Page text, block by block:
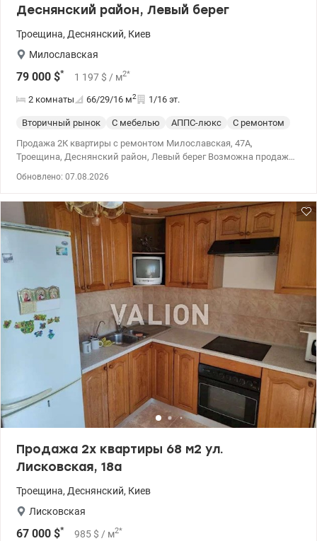
Деснянский район, Левый берег
Троещина, Деснянский, Киев
Милославская
79 000 $* 1 197 $ / м2*
2 комнаты 66/29/16 м2 1/16 эт.
Вторичный рынок С мебелью АППС-люкс
С ремонтом
Продажа 2К квартиры с ремонтом Милославская, 47А,
Троещина, Деснянский район, Левый берег Возможна продажа
гостиная 15,5 м², спальня 17,4 м², детская 12 м², ванная комната
4,5 м², отдельный санузел. Квартира укомплектована мебелью и
техникой: телевизор, холодильник, духовой шкаф,
микроволновая печь, посудомоечная и стиральная машина,
бойлер, генератор. Преимущества: удобная планировка, много
света, открытый вид из окон. Развитая инфраструктура: рядом
супермаркеты, ТЦ «Район», Эпицентр, заведения, детские сады
и площадки. 044 200 10 80 valion.ua/1146889
Обновлено: 07.08.2026
Продажа 2х квартиры 68 м2 ул.
Лисковская, 18а
Троещина, Деснянский, Киев
Лисковская
67 000 $* 985 $ / м2*